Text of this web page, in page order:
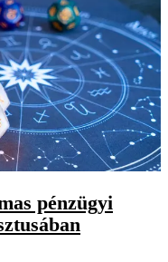
pénzügyi